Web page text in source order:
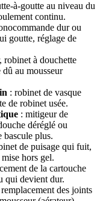
à-goutte au niveau du
continu.
dur ou
goutte, réglage de
robinet à douchette
au mousseur
: robinet de vasque
de robinet usée.
: mitigeur de
déréglé ou
bascule plus.
de puisage qui fuit,
hors gel.
de la cartouche
qui devient dur.
remplacement des joints